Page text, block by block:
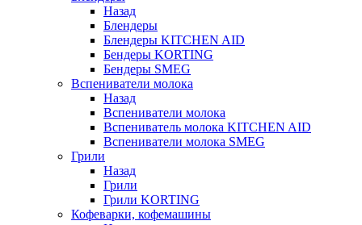
Назад
Блендеры
Блендеры KITCHEN AID
Бендеры KORTING
Бендеры SMEG
Вспениватели молока
Назад
Вспениватели молока
Вспениватель молока KITCHEN AID
Вспениватели молока SMEG
Грили
Назад
Грили
Грили KORTING
Кофеварки, кофемашины